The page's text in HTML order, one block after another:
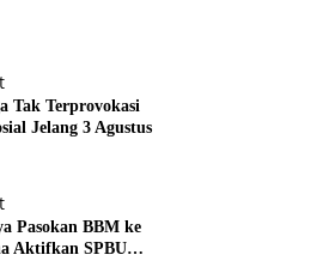
Tak Terprovokasi
Jelang 3 Agustus
Pasokan BBM ke
Aktifkan SPBU